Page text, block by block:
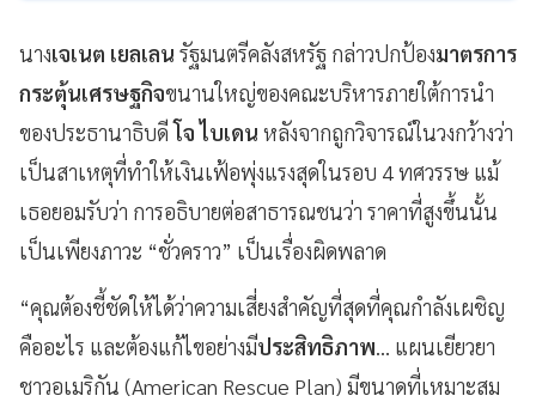
นางเจเนต เยลเลน รัฐมนตรีคลังสหรัฐ กล่าวปกป้องมาตรการ
กระตุ้นเศรษฐกิจขนานใหญ่ของคณะบริหารภายใต้การนำ
ของประธานาธิบดีโจ ไบเดน หลังจากถูกวิจารณ์ในวงกว้างว่า
เป็นสาเหตุที่ทำให้เงินเฟ้อพุ่งแรงสุดในรอบ 4 ทศวรรษ แม้
เธอยอมรับว่า การอธิบายต่อสาธารณชนว่า ราคาที่สูงขึ้นนั้น
เป็นเพียงภาวะ “ชั่วคราว” เป็นเรื่องผิดพลาด
“คุณต้องชี้ชัดให้ได้ว่าความเสี่ยงสำคัญที่สุดที่คุณกำลังเผชิญ
คืออะไร และต้องแก้ไขอย่างมีประสิทธิภาพ... แผนเยียวยา
ชาวอเมริกัน (American Rescue Plan) มีขนาดที่เหมาะสม